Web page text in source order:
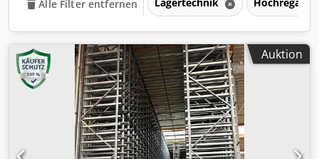
Alle Filter entfernen
Auktion